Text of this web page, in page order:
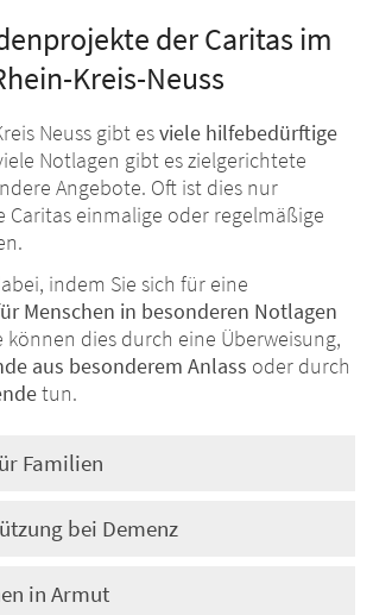
der Caritas im
Kreis-Neuss
Neuss gibt esviele hilfebedürftige
Notlagen gibt es zielgerichtete
Angebote. Oft ist dies nur
Caritas einmalige oder regelmäßige
indem Sie sich für eine
Menschen in besonderen Notlagen
können dies durch eine Überweisung,
aus besonderem Anlass oder durch
tun.
Familien
bei Demenz
in Armut